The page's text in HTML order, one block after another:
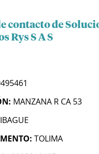
contacto de
Rys S A S
MANZANA R CA 53
IBAGUE
TOLIMA